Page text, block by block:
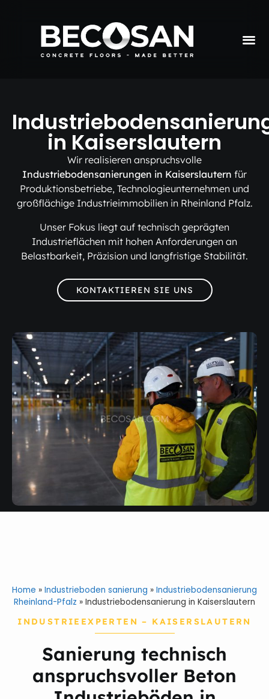
in Kaiserslautern
Wir realisieren anspruchsvolle
Industriebodensanierungen in Kaiserslautern für
Produktionsbetriebe, Technologieunternehmen und
großflächige Industrieimmobilien in Rheinland Pfalz.
Unser Fokus liegt auf technisch geprägten
Industrieflächen mit hohen Anforderungen an
Belastbarkeit, Präzision und langfristige Stabilität.
KONTAKTIEREN SIE UNS
Home » Industrieboden sanierung » Industriebodensanierung
Rheinland-Pfalz » Industriebodensanierung in Kaiserslautern
INDUSTRIEEXPERTEN – KAISERSLAUTERN
Sanierung technisch
anspruchsvoller Beton